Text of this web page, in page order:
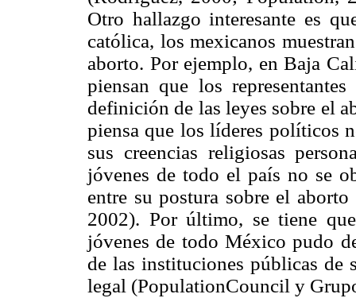
Otro hallazgo interesante es
católica, los mexicanos
aborto. Por ejemplo, en Baja
piensan que los
definición de las leyes sobre el
piensa que los líderes políticos
sus creencias religiosas
jóvenes de todo el país no se
entre su postura sobre el
2002). Por último, se tiene
jóvenes de todo México pudo
de las instituciones públicas de
legal (PopulationCouncil y